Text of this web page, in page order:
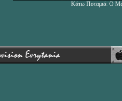
Κάτω Ποταμιά. Ο